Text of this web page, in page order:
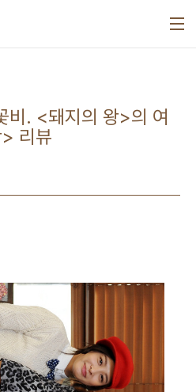
비. <돼지의 왕>의 여
리뷰